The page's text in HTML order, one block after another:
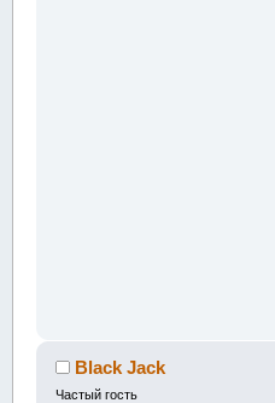
Black Jack
Частый гость